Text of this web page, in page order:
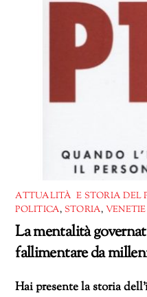
ATTUALITÀ E STORIA DEL
POLITICA, STORIA, VENETIE
La mentalità
fallimentare da
Hai presente la storia